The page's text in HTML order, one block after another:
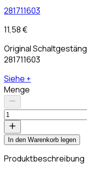
281711603
11,58 €
Original
281711603
Siehe +
Menge
In den Warenkorb legen
Produktbeschreibung